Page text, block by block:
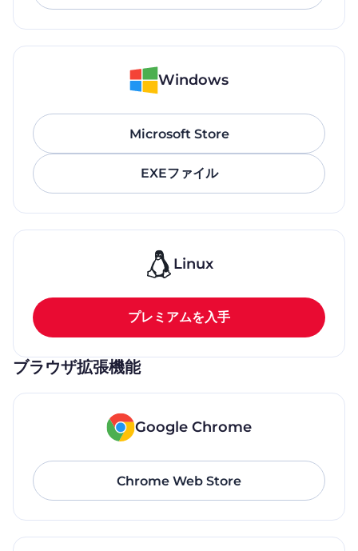
Windows
Microsoft Store
EXEファイル
Linux
プレミアムを入手
ブラウザ拡張機能
Google Chrome
Chrome Web Store